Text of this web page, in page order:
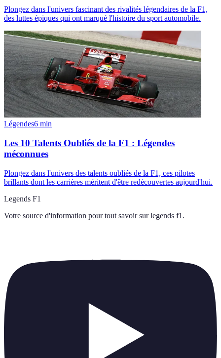
Plongez dans l'univers fascinant des rivalités légendaires de la F1,
des luttes épiques qui ont marqué l'histoire du sport automobile.
Légendes6 min
Les 10 Talents Oubliés de la F1 : Légendes
méconnues
Plongez dans l'univers des talents oubliés de la F1, ces pilotes
brillants dont les carrières méritent d'être redécouvertes aujourd'hui.
Legends F1
Votre source d'information pour tout savoir sur legends f1 .